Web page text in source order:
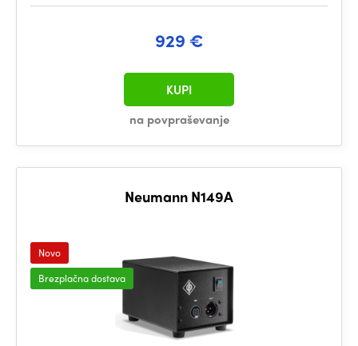
929 €
na povpraševanje
KUPI
Neumann N149A
Novo
Brezplačna dostava